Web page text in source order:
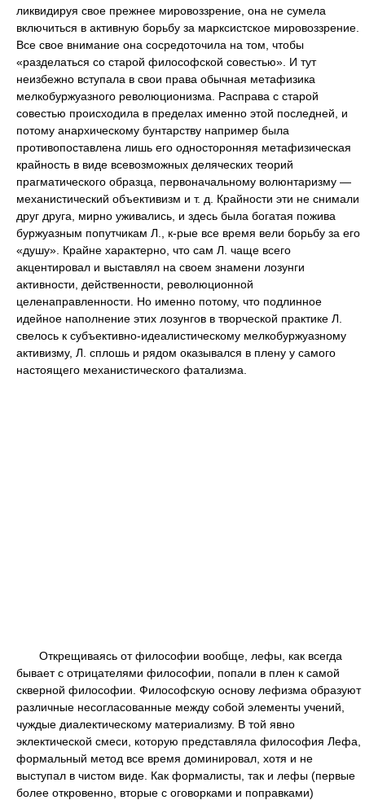
ликвидируя свое прежнее мировоззрение, она не сумела
включиться в активную борьбу за марксистское мировоззрение.
Все свое внимание она сосредоточила на том, чтобы
«разделаться со старой философской совестью». И тут
неизбежно вступала в свои права обычная метафизика
мелкобуржуазного революционизма. Расправа с старой
совестью происходила в пределах именно этой последней, и
потому анархическому бунтарству например была
противопоставлена лишь его односторонняя метафизическая
крайность в виде всевозможных деляческих теорий
прагматического образца, первоначальному волюнтаризму —
механистический объективизм и т. д. Крайности эти не снимали
друг друга, мирно уживались, и здесь была богатая пожива
буржуазным попутчикам Л., к-рые все время вели борьбу за его
«душу». Крайне характерно, что сам Л. чаще всего
акцентировал и выставлял на своем знамени лозунги
активности, действенности, революционной
целенаправленности. Но именно потому, что подлинное
идейное наполнение этих лозунгов в творческой практике Л.
свелось к субъективно-идеалистическому мелкобуржуазному
активизму, Л. сплошь и рядом оказывался в плену у самого
настоящего механистического фатализма.
Открещиваясь от философии вообще, лефы, как всегда
бывает с отрицателями философии, попали в плен к самой
скверной философии. Философскую основу лефизма образуют
различные несогласованные между собой элементы учений,
чуждые диалектическому материализму. В той явно
эклектической смеси, которую представляла философия Лефа,
формальный метод все время доминировал, хотя и не
выступал в чистом виде. Как формалисты, так и лефы (первые
более откровенно, вторые с оговорками и поправками)